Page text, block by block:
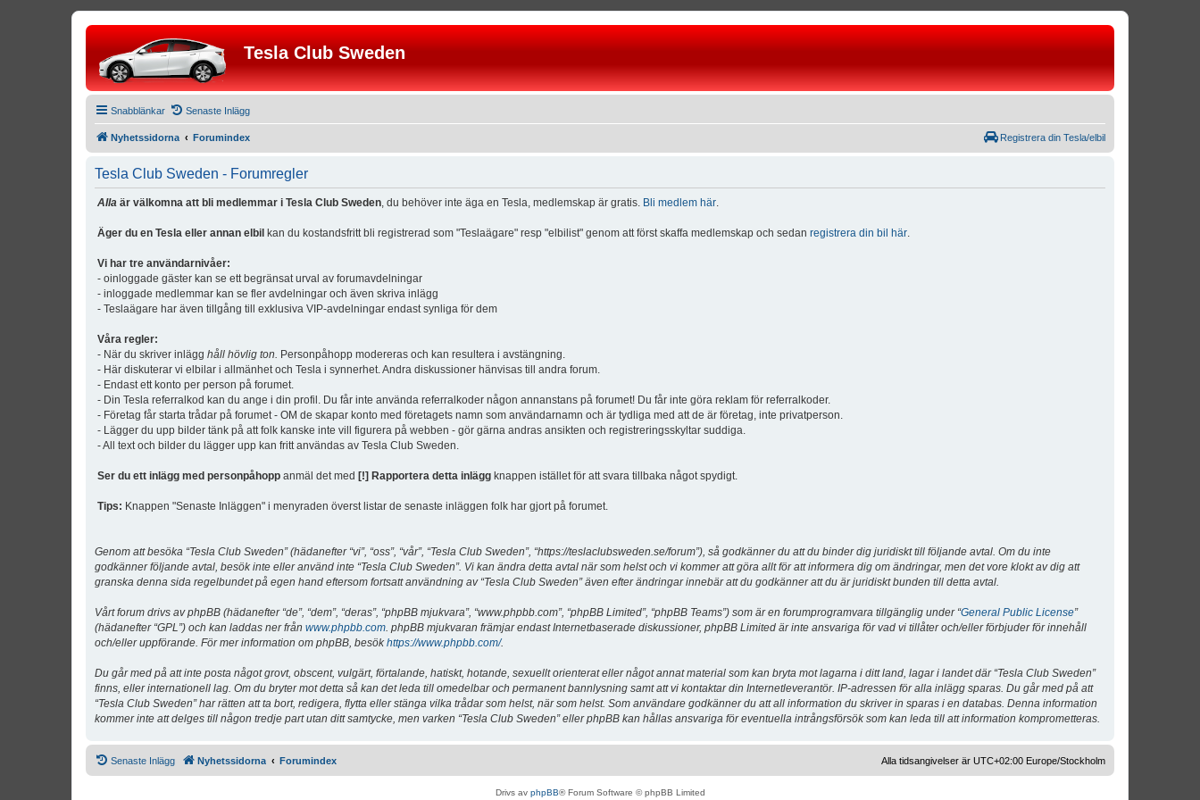
Tesla Club Sweden
Snabblänkar Senaste Inlägg
Nyhetssidorna Forumindex Registrera din Tesla/elbil
Tesla Club Sweden - Forumregler
Alla är välkomna att bli medlemmar i Tesla Club Sweden, du behöver inte äga en Tesla, medlemskap är gratis. Bli medlem här.
Äger du en Tesla eller annan elbil kan du kostandsfritt bli registrerad som "Teslaägare" resp "elbilist" genom att först skaffa medlemskap och sedan registrera din bil här.
Vi har tre användarnivåer:
- oinloggade gäster kan se ett begränsat urval av forumavdelningar
- inloggade medlemmar kan se fler avdelningar och även skriva inlägg
- Teslaägare har även tillgång till exklusiva VIP-avdelningar endast synliga för dem
Våra regler:
- När du skriver inlägg håll hövlig ton. Personpåhopp modereras och kan resultera i avstängning.
- Här diskuterar vi elbilar i allmänhet och Tesla i synnerhet. Andra diskussioner hänvisas till andra forum.
- Endast ett konto per person på forumet.
- Din Tesla referralkod kan du ange i din profil. Du får inte använda referralkoder någon annanstans på forumet! Du får inte göra reklam för referralkoder.
- Företag får starta trådar på forumet - OM de skapar konto med företagets namn som användarnamn och är tydliga med att de är företag, inte privatperson.
- Lägger du upp bilder tänk på att folk kanske inte vill figurera på webben - gör gärna andras ansikten och registreringsskyltar suddiga.
- All text och bilder du lägger upp kan fritt användas av Tesla Club Sweden.
Ser du ett inlägg med personpåhopp anmäl det med [!] Rapportera detta inlägg knappen istället för att svara tillbaka något spydigt.
Tips: Knappen "Senaste Inläggen" i menyraden överst listar de senaste inläggen folk har gjort på forumet.
Genom att besöka “Tesla Club Sweden” (hädanefter “vi”, “oss”, “vår”, “Tesla Club Sweden”, “https://teslaclubsweden.se/forum”), så godkänner du att du binder dig juridiskt till följande avtal. Om du inte
godkänner följande avtal, besök inte eller använd inte “Tesla Club Sweden”. Vi kan ändra detta avtal när som helst och vi kommer att göra allt för att informera dig om ändringar, men det vore klokt av dig att
granska denna sida regelbundet på egen hand eftersom fortsatt användning av “Tesla Club Sweden” även efter ändringar innebär att du godkänner att du är juridiskt bunden till detta avtal.
Vårt forum drivs av phpBB (hädanefter “de”, “dem”, “deras”, “phpBB mjukvara”, “www.phpbb.com”, “phpBB Limited”, “phpBB Teams”) som är en forumprogramvara tillgänglig under “General Public License”
(hädanefter “GPL”) och kan laddas ner från www.phpbb.com. phpBB mjukvaran främjar endast Internetbaserade diskussioner, phpBB Limited är inte ansvariga för vad vi tillåter och/eller förbjuder för innehåll
och/eller uppförande. För mer information om phpBB, besökhttps://www.phpbb.com/.
Du går med på att inte posta något grovt, obscent, vulgärt, förtalande, hatiskt, hotande, sexuellt orienterat eller något annat material som kan bryta mot lagarna i ditt land, lagar i landet där “Tesla Club Sweden”
finns, eller internationell lag. Om du bryter mot detta så kan det leda till omedelbar och permanent bannlysning samt att vi kontaktar din Internetleverantör. IP-adressen för alla inlägg sparas. Du går med på att
“Tesla Club Sweden” har rätten att ta bort, redigera, flytta eller stänga vilka trådar som helst, när som helst. Som användare godkänner du att all information du skriver in sparas i en databas. Denna information
kommer inte att delges till någon tredje part utan ditt samtycke, men varken “Tesla Club Sweden” eller phpBB kan hållas ansvariga för eventuella intrångsförsök som kan leda till att information komprometteras.
Senaste Inlägg Nyhetssidorna Forumindex Alla tidsangivelser är UTC+02:00 Europe/Stockholm
Drivs av phpBB® Forum Software © phpBB Limited